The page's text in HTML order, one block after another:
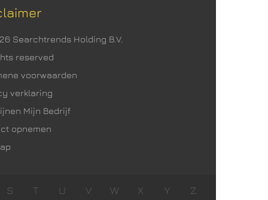
Searchtrends Holding B.V.
reserved
voorwaarden
verklaring
Mijn Bedrijf
opnemen
S T U V W X Y Z